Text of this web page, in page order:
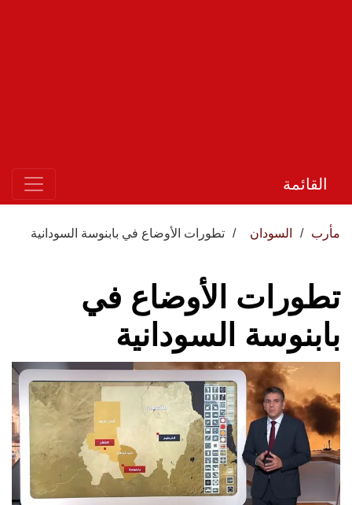
القائمة
مأرب السودان تطورات الأوضاع في بابنوسة السودانية
تطورات الأوضاع في
بابنوسة السودانية